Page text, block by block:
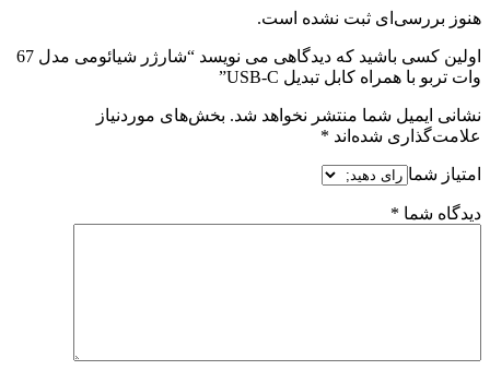
هنوز بررسی‌ای ثبت نشده است.
اولین کسی باشید که دیدگاهی می نویسد “شارژر شیائومی مدل 67
وات تربو با همراه کابل تبدیل USB-C”
نشانی ایمیل شما منتشر نخواهد شد. بخش‌های موردنیاز
علامت‌گذاری شده‌اند *
امتیاز شما
دیدگاه شما *